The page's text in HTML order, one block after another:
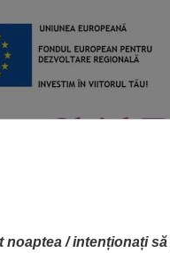
noaptea / intenționați